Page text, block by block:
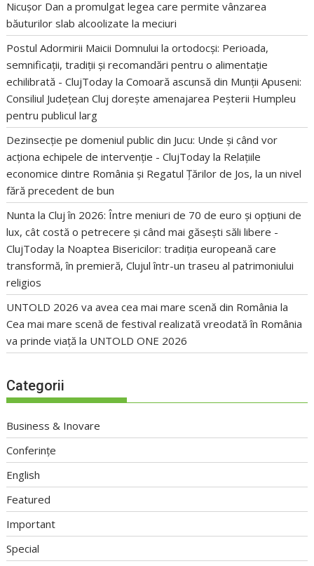
Nicușor Dan a promulgat legea care permite vânzarea
băuturilor slab alcoolizate la meciuri
Postul Adormirii Maicii Domnului la ortodocși: Perioada,
semnificații, tradiții și recomandări pentru o alimentație
echilibrată - ClujToday laComoară ascunsă din Munții Apuseni:
Consiliul Județean Cluj dorește amenajarea Peșterii Humpleu
pentru publicul larg
Dezinsecție pe domeniul public din Jucu: Unde și când vor
acționa echipele de intervenție - ClujToday la Relațiile
economice dintre România și Regatul Țărilor de Jos, la un nivel
fără precedent de bun
Nunta la Cluj în 2026: Între meniuri de 70 de euro și opțiuni de
lux, cât costă o petrecere și când mai găsești săli libere -
ClujToday la Noaptea Bisericilor: tradiția europeană care
transformă, în premieră, Clujul într-un traseu al patrimoniului
religios
UNTOLD 2026 va avea cea mai mare scenă din România la
Cea mai mare scenă de festival realizată vreodată în România
va prinde viață la UNTOLD ONE 2026
Categorii
Business & Inovare
Conferințe
English
Featured
Important
Special